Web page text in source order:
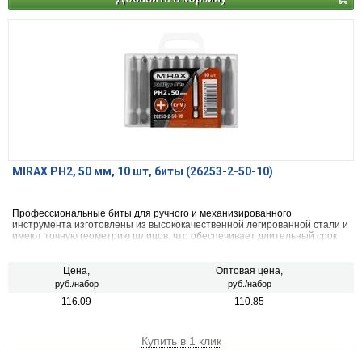
MIRAX PH2, 50 мм, 10 шт, биты (26253-2-50-10)
Профессиональные биты для ручного и механизированного
инструмента изготовлены из высококачественной легированной стали и
имеют точную геометрию шлицов, что обеспечивает длительный срок
Цена,
руб./набор
Оптовая цена,
руб./набор
116.09 110.85
Купить в 1 клик